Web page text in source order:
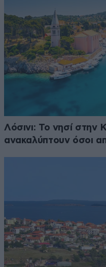
Λόσινι: Το νησί στην
ανακαλύπτουν όσοι